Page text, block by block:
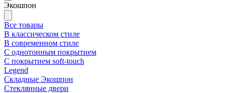
Экошпон
Все товары
В классическом стиле
В современном стиле
С однотонным покрытием
С покрытием soft-touch
Legend
Складные Экошпон
Стеклянные двери